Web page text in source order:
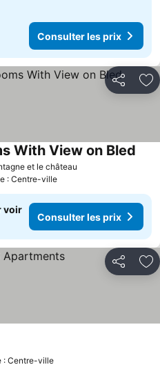
Consulter les prix
Partager
et le château
With View on Bled
: Centre-ville
voir
Consulter les prix
Partager
: Centre-ville